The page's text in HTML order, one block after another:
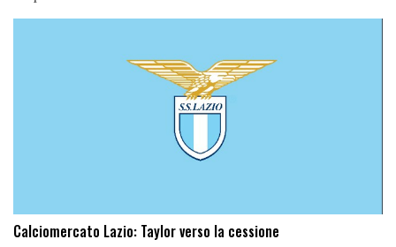
Calciomercato Lazio: Taylor verso la cessione